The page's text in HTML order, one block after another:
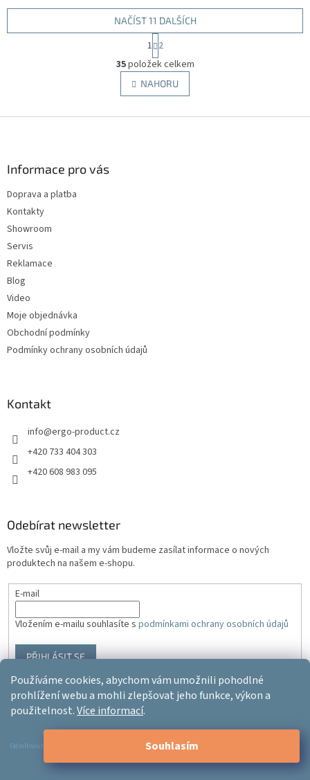
Používáme cookies, abychom vám umožnili pohodlné
prohlížení webu a mohli zlepšovat jeho funkce, výkon a
použitelnost.Více informací.
Odmítnout Souhlasím
O
v
l
á
NAČÍST 11 DALŠÍCH
t
r
á
n
k
v
1 2
35položek celkem
NAHORU
Informace pro vás
Doprava a platba
Kontakty
Showroom
Servis
Reklamace
Blog
Video
Moje objednávka
Obchodní podmínky
Podmínky ochrany osobních údajů
Kontakt
info@ergo-product.cz
+420 733 404 303
+420 608 983 095
Odebírat newsletter
Vložte svůj e-mail a my vám budeme zasílat informace o nových
produktech na našem e-shopu.
E-mail
Vložením e-mailu souhlasíte s podmínkami ochrany osobních údajů
PŘIHLÁSIT SE
Vytvořil Shoptet
Copyright 2026Ergo-product. Všechna práva vyhrazena.Upravit